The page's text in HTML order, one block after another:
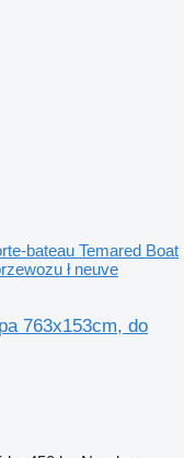
bateau Temared Boat
ł neuve
763x153cm, do